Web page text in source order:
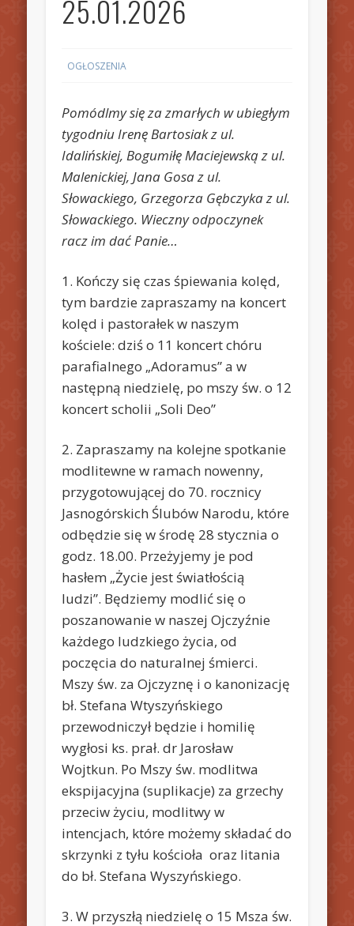
25.01.2026
OGŁOSZENIA
Pomódlmy się za zmarłych w ubiegłym
tygodniu Irenę Bartosiak z ul.
Idalińskiej, Bogumiłę Maciejewską z ul.
Malenickiej, Jana Gosa z ul.
Słowackiego, Grzegorza Gębczyka z ul.
Słowackiego. Wieczny odpoczynek
racz im dać Panie…
1. Kończy się czas śpiewania kolęd,
tym bardzie zapraszamy na koncert
kolęd i pastorałek w naszym
kościele: dziś o 11 koncert chóru
parafialnego „Adoramus” a w
następną niedzielę, po mszy św. o 12
koncert scholii „Soli Deo”
2. Zapraszamy na kolejne spotkanie
modlitewne w ramach nowenny,
przygotowującej do 70. rocznicy
Jasnogórskich Ślubów Narodu, które
odbędzie się w środę 28 stycznia o
godz. 18.00. Przeżyjemy je pod
hasłem „Życie jest światłością
ludzi”. Będziemy modlić się o
poszanowanie w naszej Ojczyźnie
każdego ludzkiego życia, od
poczęcia do naturalnej śmierci.
Mszy św. za Ojczyznę i o kanonizację
bł. Stefana Wtyszyńskiego
przewodniczył będzie i homilię
wygłosi ks. prał. dr Jarosław
Wojtkun. Po Mszy św. modlitwa
ekspijacyjna (suplikacje) za grzechy
przeciw życiu, modlitwy w
intencjach, które możemy składać do
skrzynki z tyłu kościoła oraz litania
do bł. Stefana Wyszyńskiego.
3. W przyszłą niedzielę o 15 Msza św.